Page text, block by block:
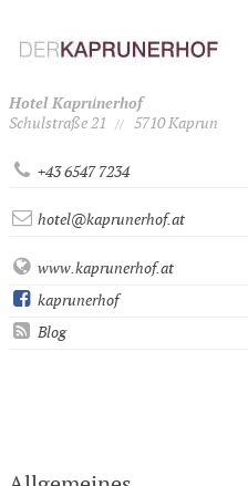
Hotel Kaprunerhof
Schulstraße 21
// 5710 Kaprun
+43 6547 7234
hotel@kaprunerhof.at
www.kaprunerhof.at
kaprunerhof
Blog